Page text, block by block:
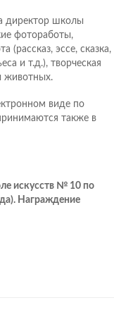
директор школы
фотоработы,
(рассказ, эссе, сказка,
и т.д.), творческая
животных.
виде по
также в
искусств № 10 по
Награждение